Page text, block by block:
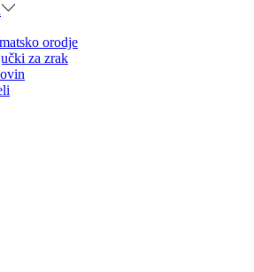
orodje
za zrak